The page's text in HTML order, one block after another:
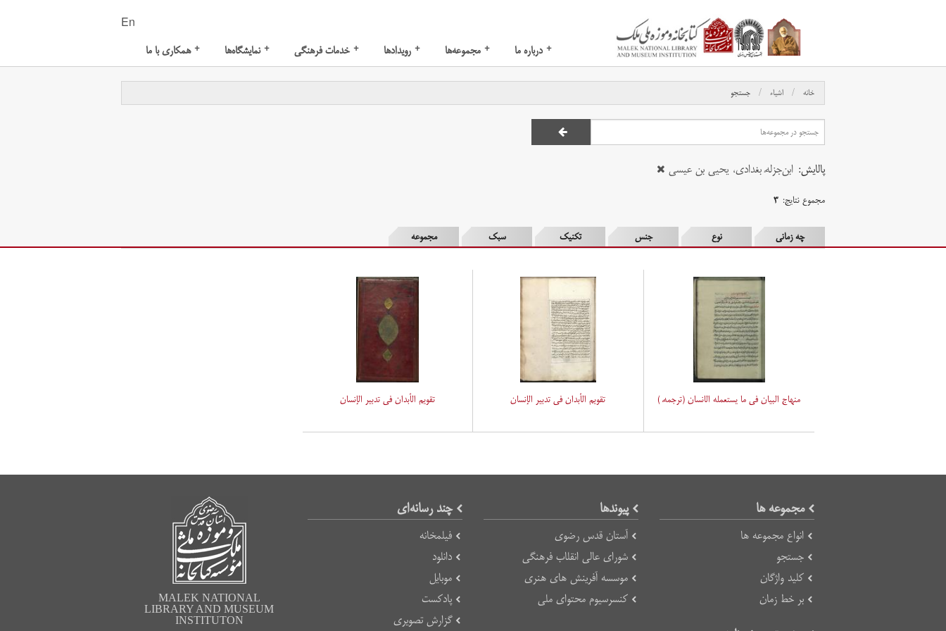
En
همکاری با ما + نمایشگاه‌ها + خدمات فرهنگی + رویدادها + مجموعه‌ها + درباره ما +
خانه اشیاء جستجو
پالایش: ابن‌جِزلَهٔ بغدادی، یحیی بن عیسی
مجموع نتایج: ۳
چه زمانی نوع جنس تکنیک سبک مجموعه
منهاج البیان فی ما یستعمله الانسان (ترجمهٔ ) تقویم الأبدان فی تدبیر الإنسان تقویم الأبدان فی تدبیر الإنسان
مجموعه ها
انواع مجموعه ها
جستجو
کلید واژگان
بر خط زمان
پیوند‌ها
آستان قدس رضوی
شورای عالی انقلاب فرهنگی
موسسه آفرینش های هنری
کنسرسیوم محتوای ملی
چند رسانه‌ای
فیلمخانه
دانلود
موبایل
پادکست
گزارش تصویری
MALEK NATIONAL
LIBRARY AND MUSEUM
INSTITUTON